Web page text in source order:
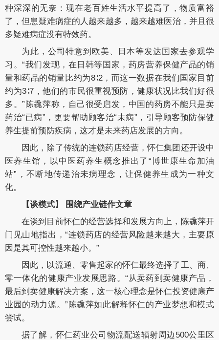
种深深的无奈：现在老百姓生活水平提高了，物质富裕
了，但患疑难病症的人越来越多，越来越难医治，并且很
多疑难病症没有特效药。
为此，公司特意到欧美、日本等发达国家去参观学
习。“我们发现，在日韩等国家，药房营养保健产品的销
量和药品的销量比约为8∶2，而这一数据在我们国家目前
约为3∶7，他们的市民很重视预防，健康状况比我们好很
多。”陈毳萍称，自己很受启发，中国的药房不能只是卖
药治“已病”，更要帮助顾客治“未病”，引导顾客预防保健
养生提前预防疾病，这才是未来药店发展的方向。
因此，除了传统的连锁药店经营，怀仁集团还开设中
医养生馆，以中医药养生概念推出了“博世康生命加油
站”，不断地传递治未病理念，让保健养生成为一种文
化。
【谈模式】 围绕产业链作文章
在谈到目前怀仁的经营选择和发展方向上，陈毳萍开
门见山地指出，“连锁药店的经营风险越来越大，主要原
因是其可控性越来越小。”
因此，以流通、零售起家的怀仁最终选择了工、商、
零一体化的健康产业发展思路。“从卖药到卖健康产品，
最后到卖健康解决方案，这一核心理念是怀仁投资健康产
业园的动力源。”陈毳萍如此解释怀仁的产业梦想和模式
尝试。
据了解，怀仁药业公司物流配送辐射周边500公里区